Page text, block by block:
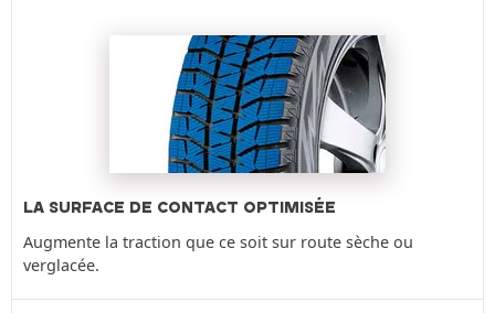
LA SURFACE DE CONTACT OPTIMISÉE
Augmente la traction que ce soit sur route sèche ou
verglacée.